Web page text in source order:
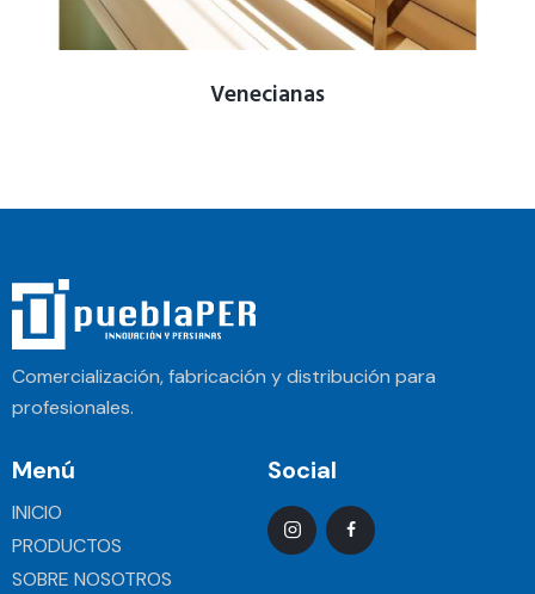
Venecianas
Comercialización, fabricación y distribución para
profesionales.
Menú
INICIO
PRODUCTOS
SOBRE NOSOTROS
Social